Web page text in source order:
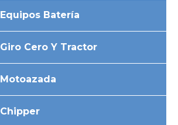
Equipos Batería
Giro Cero Y Tractor
Motoazada
Chipper